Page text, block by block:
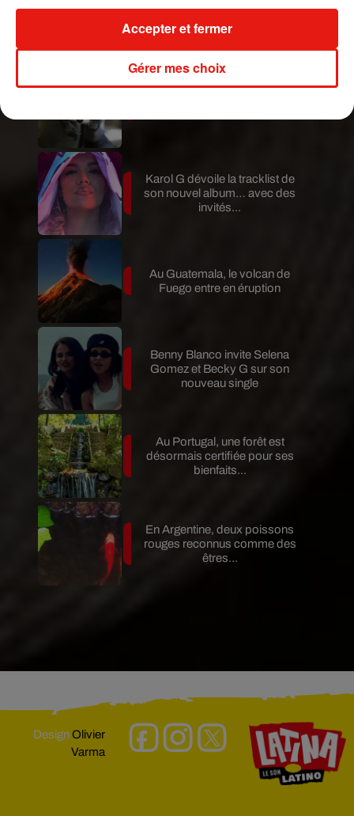
Publié : 27 février 2021 à 19h45 par Aurélie AMCN
Mundo Latino
Karol G dévoile la tracklist de
son nouvel album… avec des
invités...
Au Guatemala, le volcan de
Fuego entre en éruption
Benny Blanco invite Selena
Gomez et Becky G sur son
nouveau single
Au Portugal, une forêt est
désormais certifiée pour ses
bienfaits...
En Argentine, deux poissons
rouges reconnus comme des
êtres...
DesignOlivier
Varma
Gérer mes choix
Accepter et fermer